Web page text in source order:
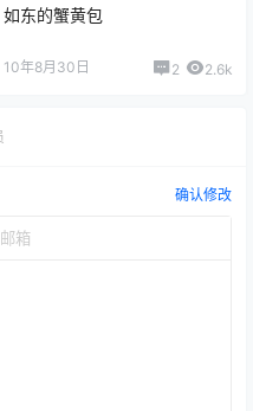
如东的蟹黄包
10年8月30日 2 2.6k
确认修改